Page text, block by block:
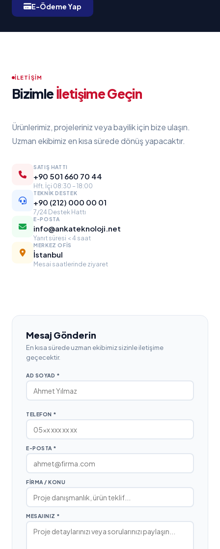
E-Ödeme Yap
İLETIŞIM
Bizimleİletişime Geçin
Ürünlerimiz, projeleriniz veya bayilik için bize ulaşın.
Uzman ekibimiz en kısa sürede dönüş yapacaktır.
SATIŞ HATTI
+90 501 660 70 44
Hft. İçi 08:30 – 18:00
TEKNIK DESTEK
+90 (212) 000 00 01
7/24 Destek Hattı
E-POSTA
info@ankateknoloji.net
Yanıt süresi < 4 saat
MERKEZ OFIS
İstanbul
Mesai saatlerinde ziyaret
Mesaj Gönderin
En kısa sürede uzman ekibimiz sizinle iletişime
geçecektir.
AD SOYAD *
TELEFON *
E-POSTA *
FIRMA / KONU
MESAJINIZ *